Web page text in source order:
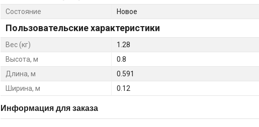
Состояние Новое
Пользовательские характеристики
Вес (кг)
1.28
Высота, м
0.8
Длина, м
0.591
Ширина, м
0.12
Информация для заказа